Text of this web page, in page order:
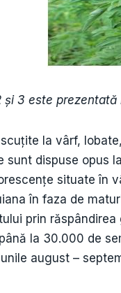
și 3 este
la vârf,
sunt dispuse
situate în
în faza de
prin
la 30.000 de
august –